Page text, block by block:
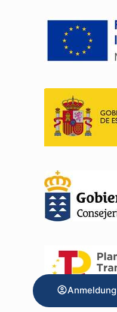
Anmeldung